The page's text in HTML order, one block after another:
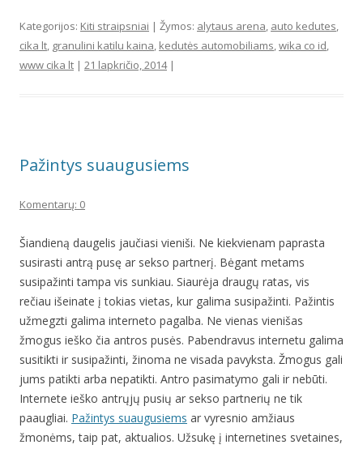
Kategorijos: Kiti straipsniai | Žymos: alytaus arena, auto kedutes,
cika lt, granulini katilu kaina, kedutės automobiliams,wika co id,
www cika lt | 21 lapkričio, 2014|
Pažintys suaugusiems
Komentarų: 0
Šiandieną daugelis jaučiasi vieniši. Ne kiekvienam paprasta
susirasti antrą pusę ar sekso partnerį. Bėgant metams
susipažinti tampa vis sunkiau. Siaurėja draugų ratas, vis
rečiau išeinate į tokias vietas, kur galima susipažinti. Pažintis
užmegzti galima interneto pagalba. Ne vienas vienišas
žmogus ieško čia antros pusės. Pabendravus internetu galima
susitikti ir susipažinti, žinoma ne visada pavyksta. Žmogus gali
jums patikti arba nepatikti. Antro pasimatymo gali ir nebūti.
Internete ieško antrųjų pusių ar sekso partnerių ne tik
paaugliai. Pažintys suaugusiems ar vyresnio amžiaus
žmonėms, taip pat, aktualios. Užsukę į internetines svetaines,